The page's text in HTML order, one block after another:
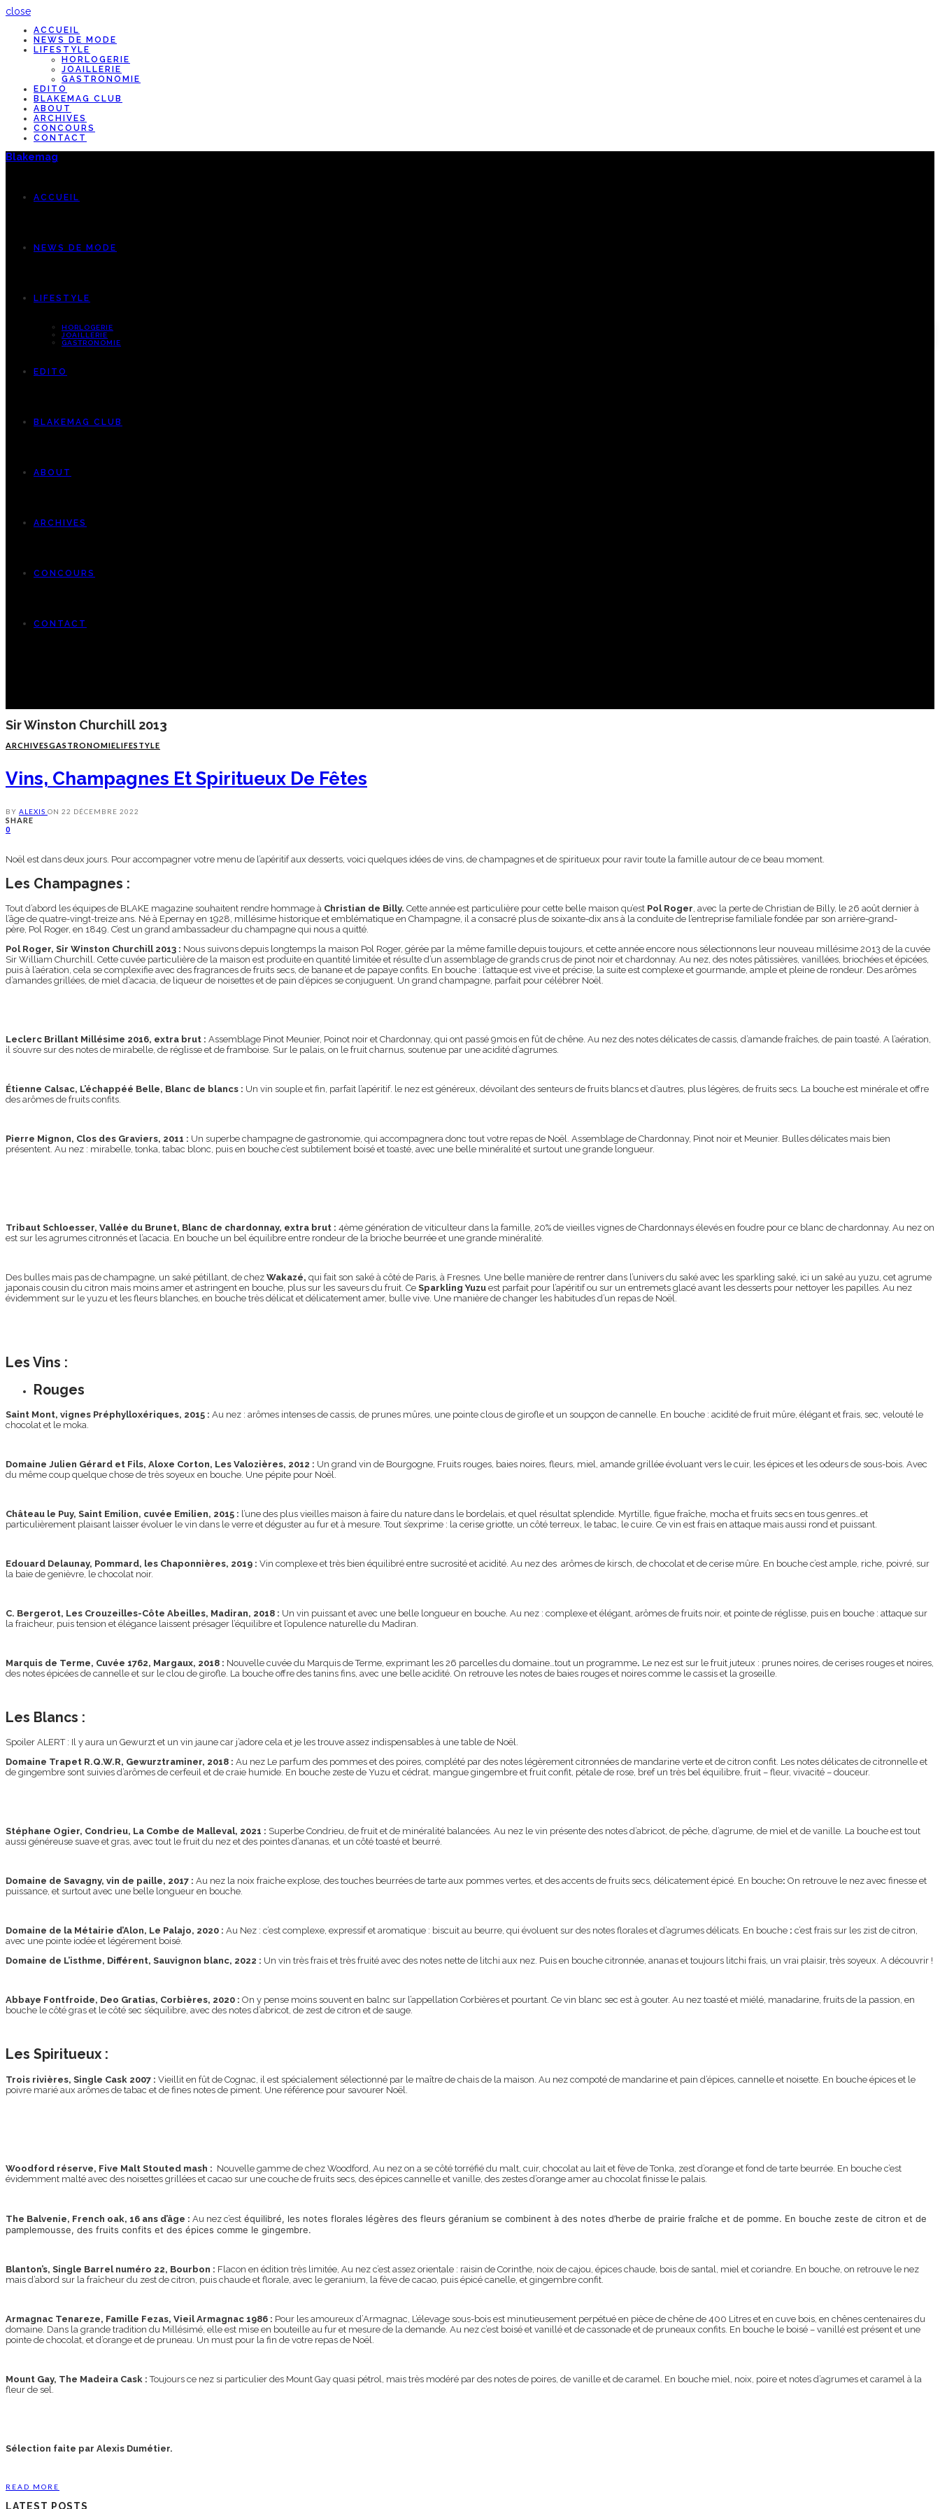
close
ACCUEIL
NEWS DE MODE
LIFESTYLE
HORLOGERIE
JOAILLERIE
GASTRONOMIE
EDITO
BLAKEMAG CLUB
ABOUT
ARCHIVES
CONCOURS
CONTACT
Blakemag
ACCUEIL
NEWS DE MODE
LIFESTYLE
HORLOGERIE
JOAILLERIE
GASTRONOMIE
EDITO
BLAKEMAG CLUB
ABOUT
ARCHIVES
CONCOURS
CONTACT
Sir Winston Churchill 2013
ARCHIVESGASTRONOMIELIFESTYLE
Vins, Champagnes Et Spiritueux De Fêtes
BY ALEXIS ON 22 DÉCEMBRE 2022
SHARE
0
Noël est dans deux jours. Pour accompagner votre menu de l’apéritif aux desserts, voici quelques idées de vins, de champagnes et de spiritueux pour ravir toute la famille autour de ce beau moment.
Les Champagnes :
Tout d’abord les équipes de BLAKE magazine souhaitent rendre hommage à Christian de Billy. Cette année est particulière pour cette belle maison qu’est Pol Roger, avec la perte de Christian de Billy, le 26 août dernier à
l’âge de quatre-vingt-treize ans. Né à Epernay en 1928, millésime historique et emblématique en Champagne, il a consacré plus de soixante-dix ans à la conduite de l’entreprise familiale fondée par son arrière-grand-
père, Pol Roger, en 1849. C’est un grand ambassadeur du champagne qui nous a quitté.
Pol Roger, Sir Winston Churchill 2013 : Nous suivons depuis longtemps la maison Pol Roger, gérée par la même famille depuis toujours, et cette année encore nous sélectionnons leur nouveau millésime 2013 de la cuvée
Sir William Churchill. Cette cuvée particulière de la maison est produite en quantité limitée et résulte d’un assemblage de grands crus de pinot noir et chardonnay. Au nez, des notes pâtissières, vanillées, briochées et épicées,
puis à l’aération, cela se complexifie avec des fragrances de fruits secs, de banane et de papaye confits. En bouche : l’attaque est vive et précise, la suite est complexe et gourmande, ample et pleine de rondeur. Des arômes
d’amandes grillées, de miel d’acacia, de liqueur de noisettes et de pain d’épices se conjuguent. Un grand champagne, parfait pour célébrer Noël.
Leclerc Brillant Millésime 2016, extra brut : Assemblage Pinot Meunier, Poinot noir et Chardonnay, qui ont passé 9mois en fût de chêne. Au nez des notes délicates de cassis, d’amande fraîches, de pain toasté. A l’aération,
il s’ouvre sur des notes de mirabelle, de réglisse et de framboise. Sur le palais, on le fruit charnus, soutenue par une acidité d’agrumes.
Étienne Calsac, L’échappéé Belle, Blanc de blancs : Un vin souple et fin, parfait l’apéritif. le nez est généreux, dévoilant des senteurs de fruits blancs et d’autres, plus légères, de fruits secs. La bouche est minérale et offre
des arômes de fruits confits.
Pierre Mignon, Clos des Graviers, 2011 : Un superbe champagne de gastronomie, qui accompagnera donc tout votre repas de Noël. Assemblage de Chardonnay, Pinot noir et Meunier. Bulles délicates mais bien
présentent. Au nez : mirabelle, tonka, tabac blonc, puis en bouche c’est subtilement boisé et toasté, avec une belle minéralité et surtout une grande longueur.
Tribaut Schloesser, Vallée du Brunet, Blanc de chardonnay, extra brut : 4ème génération de viticulteur dans la famille, 20% de vieilles vignes de Chardonnays élevés en foudre pour ce blanc de chardonnay. Au nez on
est sur les agrumes citronnés et l’acacia. En bouche un bel équilibre entre rondeur de la brioche beurrée et une grande minéralité.
Des bulles mais pas de champagne, un saké pétillant, de chez Wakazé, qui fait son saké à côté de Paris, à Fresnes. Une belle manière de rentrer dans l’univers du saké avec les sparkling saké, ici un saké au yuzu, cet agrume
japonais cousin du citron mais moins amer et astringent en bouche, plus sur les saveurs du fruit. Ce Sparkling Yuzu est parfait pour l’apéritif ou sur un entremets glacé avant les desserts pour nettoyer les papilles. Au nez
évidemment sur le yuzu et les fleurs blanches, en bouche très délicat et délicatement amer, bulle vive. Une manière de changer les habitudes d’un repas de Noël.
Les Vins :
Rouges
Saint Mont, vignes Préphylloxériques, 2015 : Au nez : arômes intenses de cassis, de prunes mûres, une pointe clous de girofle et un soupçon de cannelle. En bouche : acidité de fruit mûre, élégant et frais, sec, velouté le
chocolat et le moka.
Domaine Julien Gérard et Fils, Aloxe Corton, Les Valozières, 2012 : Un grand vin de Bourgogne, Fruits rouges, baies noires, fleurs, miel, amande grillée évoluant vers le cuir, les épices et les odeurs de sous-bois. Avec
du même coup quelque chose de très soyeux en bouche. Une pépite pour Noël.
Château le Puy, Saint Emilion, cuvée Emilien, 2015 : l’une des plus vieilles maison à faire du nature dans le bordelais, et quel résultat splendide. Myrtille, figue fraîche, mocha et fruits secs en tous genres…et
particulièrement plaisant laisser évoluer le vin dans le verre et déguster au fur et à mesure. Tout s’exprime : la cerise griotte, un côté terreux, le tabac, le cuire. Ce vin est frais en attaque mais aussi rond et puissant.
Edouard Delaunay, Pommard, les Chaponnières, 2019 : Vin complexe et très bien équilibré entre sucrosité et acidité. Au nez des arômes de kirsch, de chocolat et de cerise mûre. En bouche c’est ample, riche, poivré, sur
la baie de genièvre, le chocolat noir.
C. Bergerot, Les Crouzeilles-Côte Abeilles, Madiran, 2018 : Un vin puissant et avec une belle longueur en bouche. Au nez : complexe et élégant, arômes de fruits noir, et pointe de réglisse, puis en bouche : attaque sur
la fraicheur, puis tension et élégance laissent présager l’équilibre et l’opulence naturelle du Madiran.
Marquis de Terme, Cuvée 1762, Margaux, 2018 : Nouvelle cuvée du Marquis de Terme, exprimant les 26 parcelles du domaine…tout un programme. Le nez est sur le fruit juteux : prunes noires, de cerises rouges et noires,
des notes épicées de cannelle et sur le clou de girofle. La bouche offre des tanins fins, avec une belle acidité. On retrouve les notes de baies rouges et noires comme le cassis et la groseille.
Les Blancs :
Spoiler ALERT : Il y aura un Gewurzt et un vin jaune car j’adore cela et je les trouve assez indispensables à une table de Noël.
Domaine Trapet R.Q.W.R, Gewurztraminer, 2018 : Au nez Le parfum des pommes et des poires, complété par des notes légèrement citronnées de mandarine verte et de citron confit. Les notes délicates de citronnelle et
de gingembre sont suivies d’arômes de cerfeuil et de craie humide. En bouche zeste de Yuzu et cédrat, mangue gingembre et fruit confit, pétale de rose, bref un très bel équilibre, fruit – fleur, vivacité – douceur.
Stéphane Ogier, Condrieu, La Combe de Malleval, 2021 : Superbe Condrieu, de fruit et de minéralité balancées. Au nez le vin présente des notes d’abricot, de pêche, d’agrume, de miel et de vanille. La bouche est tout
aussi généreuse suave et gras, avec tout le fruit du nez et des pointes d’ananas, et un côté toasté et beurré.
Domaine de Savagny, vin de paille, 2017 : Au nez la noix fraiche explose, des touches beurrées de tarte aux pommes vertes, et des accents de fruits secs, délicatement épicé. En bouche: On retrouve le nez avec finesse et
puissance, et surtout avec une belle longueur en bouche.
Domaine de la Métairie d’Alon, Le Palajo, 2020 : Au Nez : c’est complexe, expressif et aromatique : biscuit au beurre, qui évoluent sur des notes florales et d’agrumes délicats. En bouche : c’est frais sur les zist de citron,
avec une pointe iodée et légérement boisé.
Domaine de L’isthme, Différent, Sauvignon blanc, 2022 : Un vin très frais et très fruité avec des notes nette de litchi aux nez. Puis en bouche citronnée, ananas et toujours litchi frais, un vrai plaisir, très soyeux. A découvrir !
Abbaye Fontfroide, Deo Gratias, Corbières, 2020 : On y pense moins souvent en balnc sur l’appellation Corbières et pourtant. Ce vin blanc sec est à gouter. Au nez toasté et miélé, manadarine, fruits de la passion, en
bouche le côté gras et le côté sec s’équilibre, avec des notes d’abricot, de zest de citron et de sauge.
Les Spiritueux :
Trois rivières, Single Cask 2007 : Vieillit en fût de Cognac, il est spécialement sélectionné par le maître de chais de la maison. Au nez compoté de mandarine et pain d’épices, cannelle et noisette. En bouche épices et le
poivre marié aux arômes de tabac et de fines notes de piment. Une référence pour savourer Noël.
Woodford réserve, Five Malt Stouted mash : Nouvelle gamme de chez Woodford, Au nez on a se côté torréfié du malt, cuir, chocolat au lait et fève de Tonka, zest d’orange et fond de tarte beurrée. En bouche c’est
évidemment malté avec des noisettes grillées et cacao sur une couche de fruits secs, des épices cannelle et vanille, des zestes d’orange amer au chocolat finisse le palais.
The Balvenie, French oak, 16 ans d’âge : Au nez c’est équilibré, les notes florales légères des fleurs géranium se combinent à des notes d’herbe de prairie fraîche et de pomme. En bouche zeste de citron et de
pamplemousse, des fruits confits et des épices comme le gingembre.
Blanton’s, Single Barrel numéro 22, Bourbon : Flacon en édition très limitée, Au nez c’est assez orientale : raisin de Corinthe, noix de cajou, épices chaude, bois de santal, miel et coriandre. En bouche, on retrouve le nez
mais d’abord sur la fraîcheur du zest de citron, puis chaude et florale, avec le geranium, la fève de cacao, puis épicé canelle, et gingembre confit.
Armagnac Tenareze, Famille Fezas, Vieil Armagnac 1986 : Pour les amoureux d’Armagnac, L’élevage sous-bois est minutieusement perpétué en pièce de chêne de 400 Litres et en cuve bois, en chênes centenaires du
domaine. Dans la grande tradition du Millésimé, elle est mise en bouteille au fur et mesure de la demande. Au nez c’est boisé et vanillé et de cassonade et de pruneaux confits. En bouche le boisé – vanillé est présent et une
pointe de chocolat, et d’orange et de pruneau. Un must pour la fin de votre repas de Noël.
Mount Gay, The Madeira Cask :Toujours ce nez si particulier des Mount Gay quasi pétrol, mais très modéré par des notes de poires, de vanille et de caramel. En bouche miel, noix, poire et notes d’agrumes et caramel à la
fleur de sel.
Sélection faite par Alexis Dumétier.
READ MORE
LATEST POSTS